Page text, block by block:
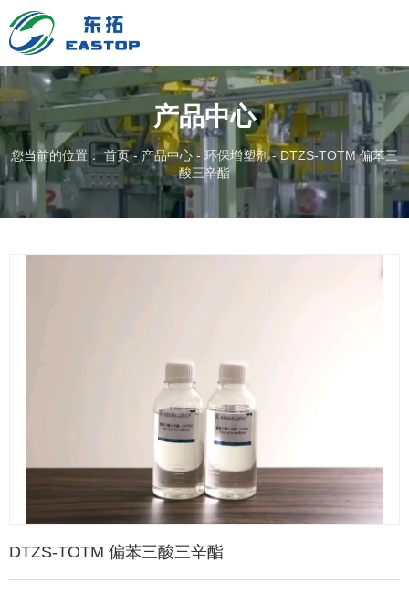
产品中心
您当前的位置： 首页- 产品中心 - 环保增塑剂 -DTZS-TOTM 偏苯三
酸三辛酯
DTZS-TOTM 偏苯三酸三辛酯